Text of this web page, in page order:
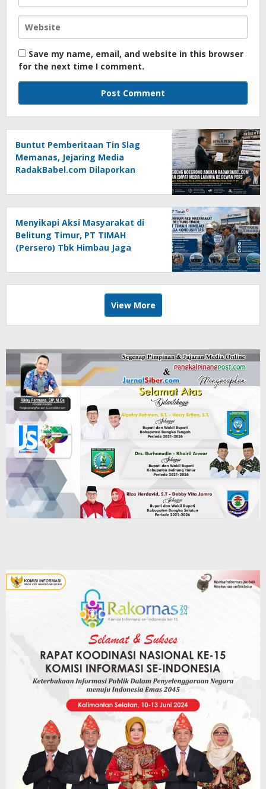
Save my name, email, and website in this browser
for the next time I comment.
Buntut Pemberitaan Tin Slag
Memanas, Jejaring Media
RadakBabel.com Dilaporkan
Pers
Menyikapi Aksi Masyarakat di
Belitung Timur, PT TIMAH
(Persero) Tbk Himbau Jaga
View More